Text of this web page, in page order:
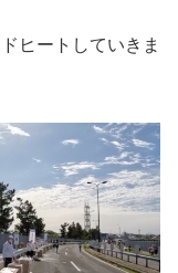
ヒートしていきま